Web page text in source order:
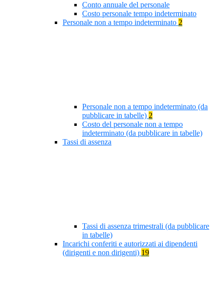
Conto annuale del personale
Costo personale tempo indeterminato
Personale non a tempo indeterminato 2
Personale non a tempo indeterminato (da
pubblicare in tabelle) 2
Costo del personale non a tempo
indeterminato (da pubblicare in tabelle)
Tassi di assenza
Tassi di assenza trimestrali (da pubblicare
in tabelle)
Incarichi conferiti e autorizzati ai dipendenti
(dirigenti e non dirigenti) 19